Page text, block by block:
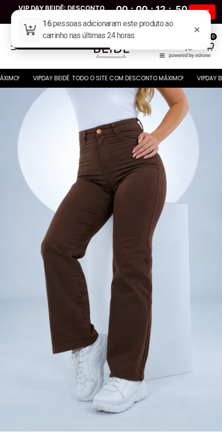
VIP DAY BEIDÊ: DESCONTO
00 : 00 : 12 : 49 HOJE
0
VIPDAY BEIDÊ: TODO O SITE COM DESCONTO MÁXIMO! VIPDAY BEIDÊ: